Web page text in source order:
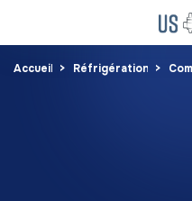
Accueil Réfrigération